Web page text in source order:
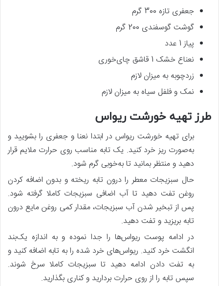
جعفری تازه 300 گرم
گوشت گوسفندی 200 گرم
پیاز 1 عدد
نعناع خشک 1 قاشق چای‌خوری
زردچوبه به میزان لازم
نمک و فلفل سیاه به میزان لازم
طرز تهیه خورشت ریواس
برای تهیه خورشت ریواس در ابتدا نعنا و جعفری را بشویید و
به‌صورت ریز خرد کنید. یک تابه مناسب روی حرارت ملایم قرار
دهید و منتظر بمانید تا به‌خوبی گرم شود.
حال سبزیجات معطر را درون تابه ریخته و بدون اضافه کردن
روغن تفت دهید تا آب اضافی سبزیجات کاملا گرفته شود.
پس‌ از تبخیر شدن آب سبزیجات، مقدار کمی روغن مایع درون
تابه بریزید و تفت دهید.
در ادامه پوست ریواس‌ها را جدا نموده و به‌ اندازه یک‌بند
انگشت خرد کنید. ریواس‌های خرد شده را به تابه اضافه کنید و
به تفت دادن ادامه دهید تا سبزیجات کاملا سرخ شوند.
سپس تابه را از روی حرارت بردارید و کناری بگذارید.